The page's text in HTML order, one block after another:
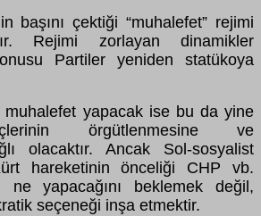
başını çektiği “muhalefet” rejimi
Rejimi zorlayan dinamikler
Partiler yeniden statükoya
yapacak ise bu da yine
örgütlenmesine ve
olacaktır. Ancak Sol-sosyalist
hareketinin önceliği CHP vb.
ne yapacağını beklemek değil,
seçeneği inşa etmektir.